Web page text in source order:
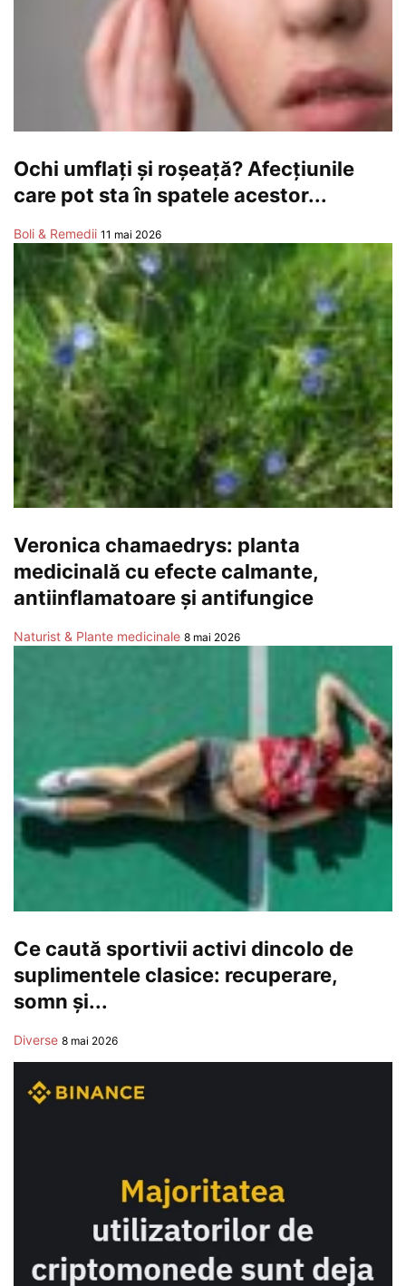
Ochi umflați și roșeață? Afecțiunile
care pot sta în spatele acestor...
Boli & Remedii 11 mai 2026
Veronica chamaedrys: planta
medicinală cu efecte calmante,
antiinflamatoare și antifungice
Naturist & Plante medicinale 8 mai 2026
Ce caută sportivii activi dincolo de
suplimentele clasice: recuperare,
somn și...
Diverse 8 mai 2026